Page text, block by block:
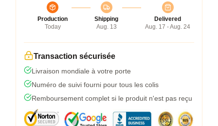
Production
Today
Shipping
Aug. 13
Delivered
Aug. 17 - Aug. 24
Transaction sécurisée
Livraison mondiale à votre porte
Numéro de suivi fourni pour tous les colis
Remboursement complet si le produit n'est pas reçu